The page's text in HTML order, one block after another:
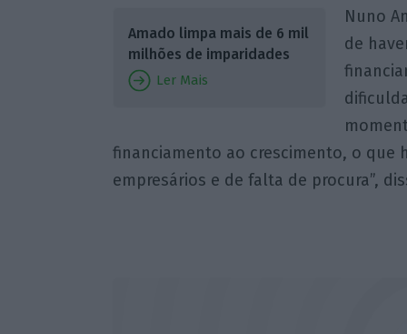
Amado limpa mais de 6 mil
milhões de imparidades
Ler Mais
Nuno
de
financiamento ao crescimento, o que
empresários e de falta de procura”,